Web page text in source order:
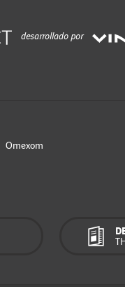
desarrollado por
Omexom